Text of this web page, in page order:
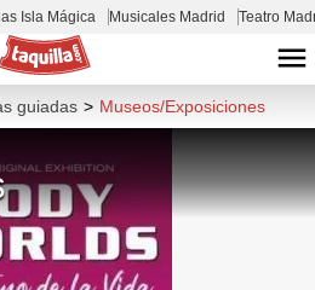
Isla Mágica Musicales Madrid Teatro
guiadas > Museos/Exposiciones